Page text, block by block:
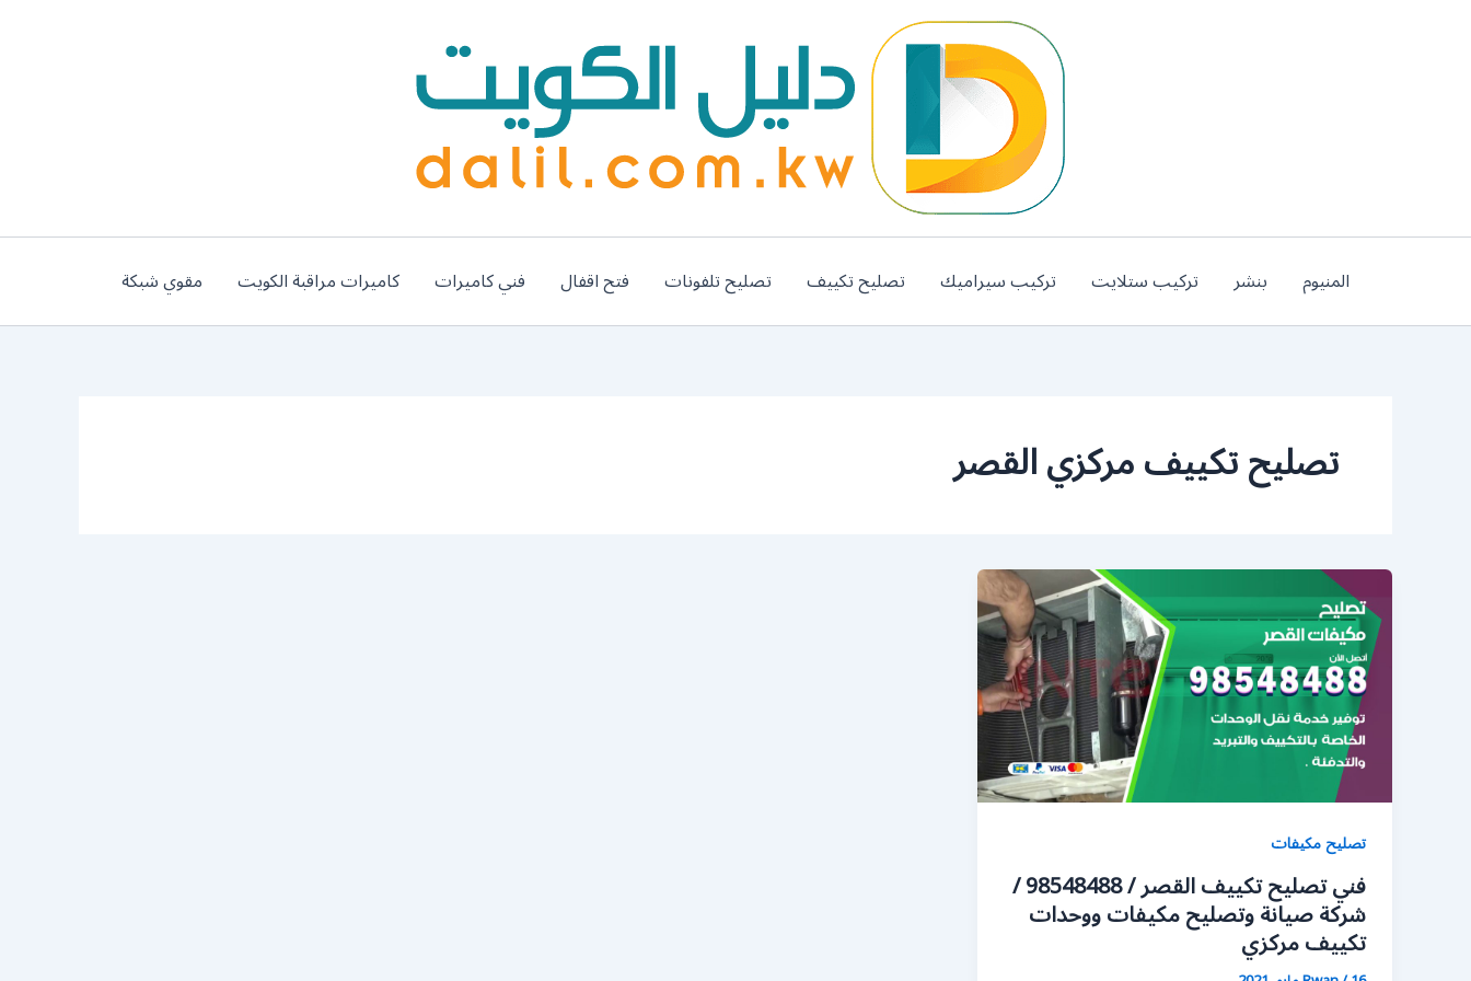
المنيوم بنشر تركيب ستلايت تركيب سيراميك تصليح تكييف تصليح تلفونات فتح اقفال فني كاميرات كاميرات مراقبة الكويت مقوي شبكة
تصليح تكييف مركزي القصر
تصليح مكيفات
فني تصليح تكييف القصر / 98548488 /
شركة صيانة وتصليح مكيفات ووحدات
تكييف مركزي